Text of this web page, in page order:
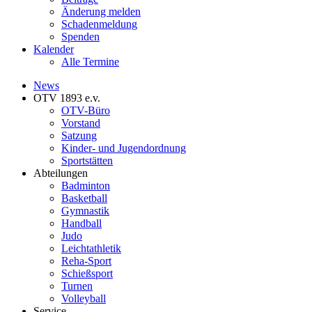
Änderung melden
Schadenmeldung
Spenden
Kalender
Alle Termine
News
OTV 1893 e.v.
OTV-Büro
Vorstand
Satzung
Kinder- und Jugendordnung
Sportstätten
Abteilungen
Badminton
Basketball
Gymnastik
Handball
Judo
Leichtathletik
Reha-Sport
Schießsport
Turnen
Volleyball